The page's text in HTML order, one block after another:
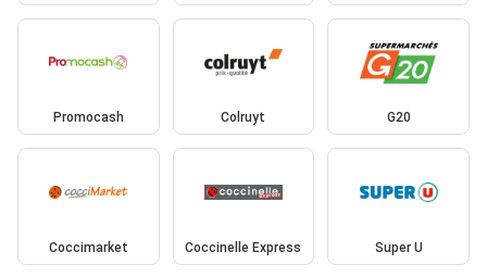
Promocash Colruyt G20
Coccimarket Coccinelle Express Super U